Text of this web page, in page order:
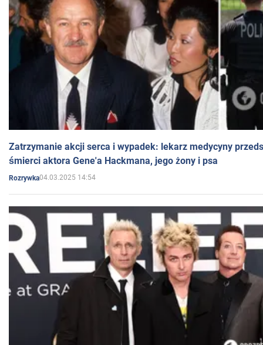
Zatrzymanie akcji serca i wypadek: lekarz medycyny
śmierci aktora Gene'a Hackmana, jego żony i psa
Rozrywka04.03.2025 14:54